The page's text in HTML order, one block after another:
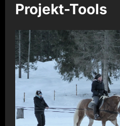
Projekt-Tools